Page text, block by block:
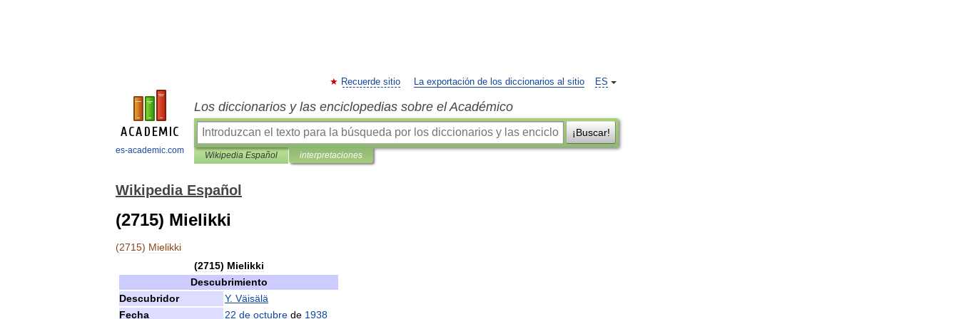
es-academic.com
ES
Recuerde sitio La exportación de los diccionarios al sitio
Los diccionarios y las enciclopedias sobre el Académico
¡Buscar!
Wikipedia Español interpretaciones
Wikipedia Español
(2715) Mielikki
(2715) Mielikki
(2715) Mielikki
Descubrimiento
Descubridor
Y. Väisälä
Fecha
22 de octubre de 1938